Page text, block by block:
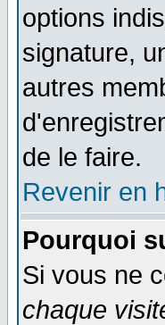
options
signature,
autres
de le faire.
Revenir en
Pourquoi
Si vous ne
chaque